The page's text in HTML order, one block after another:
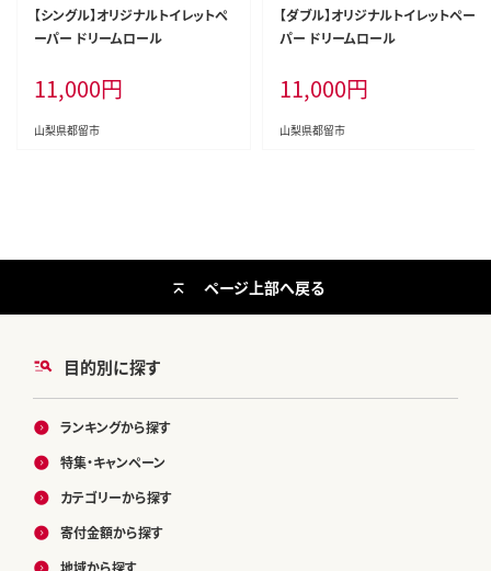
【シングル】オリジナルトイレットペ
ーパー ドリームロール
11,000円
山梨県都留市
【ダブル】オリジナルトイレットペー
パー ドリームロール
11,000円
山梨県都留市
目的別に探す
ランキングから探す
特集・キャンペーン
カテゴリーから探す
寄付金額から探す
ページ上部へ戻る